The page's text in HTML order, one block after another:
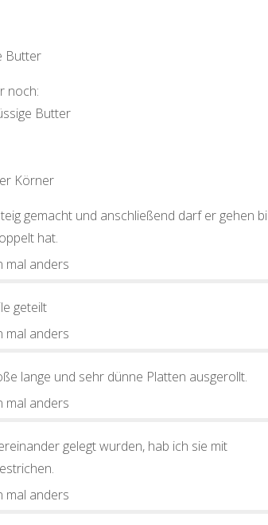
Butter
noch:
Butter
Körner
gemacht und anschließend darf er gehen
hat.
geteilt
lange und sehr dünne Platten ausgerollt.
gelegt wurden, hab ich sie mit